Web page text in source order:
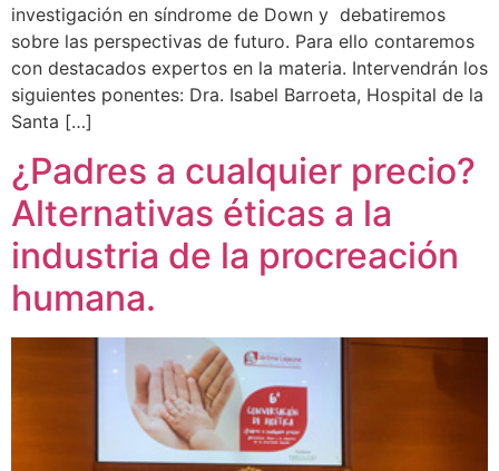
investigación en síndrome de Down y debatiremos
sobre las perspectivas de futuro. Para ello contaremos
con destacados expertos en la materia. Intervendrán los
siguientes ponentes: Dra. Isabel Barroeta, Hospital de la
Santa […]
¿Padres a cualquier precio?
Alternativas éticas a la
industria de la procreación
humana.